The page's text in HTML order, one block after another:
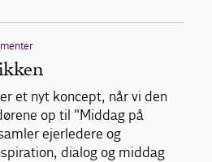
et nyt koncept, når vi den
op til "Middag på
ejerledere og
dialog og middag